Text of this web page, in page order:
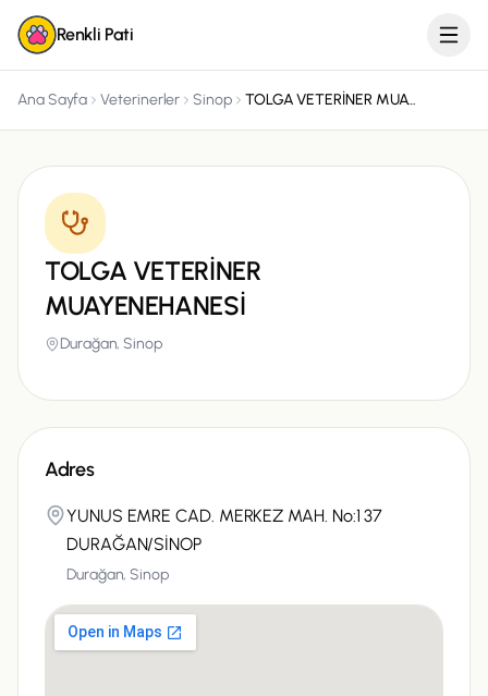
Renkli Pati
Ana Sayfa Veterinerler Sinop TOLGA VETERİNER MUAYENEHANESİ
TOLGA VETERİNER
MUAYENEHANESİ
Durağan,Sinop
Adres
YUNUS EMRE CAD. MERKEZ MAH. No:1 37
DURAĞAN/SİNOP
Durağan,Sinop